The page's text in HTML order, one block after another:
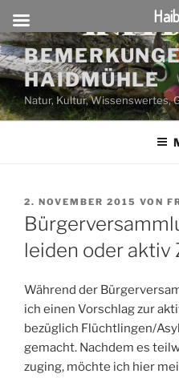
Zum
Inhalt
springenHAIDMÜHLE
Natur, Kultur, Wissenswertes,
VERÖFFENTLICHT
AM
2. NOVEMBER 2015 VON
leiden oder
Während der
ich einen Vorschlag zur
bezüglich Flüchtlingen/
gemacht. Nachdem es
zuging, möchte ich hier